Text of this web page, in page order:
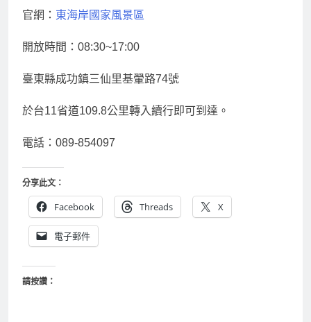
官網： 東海岸國家風景區
開放時間：08:30~17:00
臺東縣成功鎮三仙里基翬路74號
於台11省道109.8公里轉入續行即可到達。
電話：089-854097
分享此文：
Facebook Threads X
電子郵件
請按讚：